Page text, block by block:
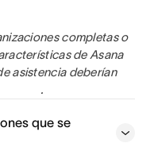
completas o
de Asana
asistencia deberían
.
que se